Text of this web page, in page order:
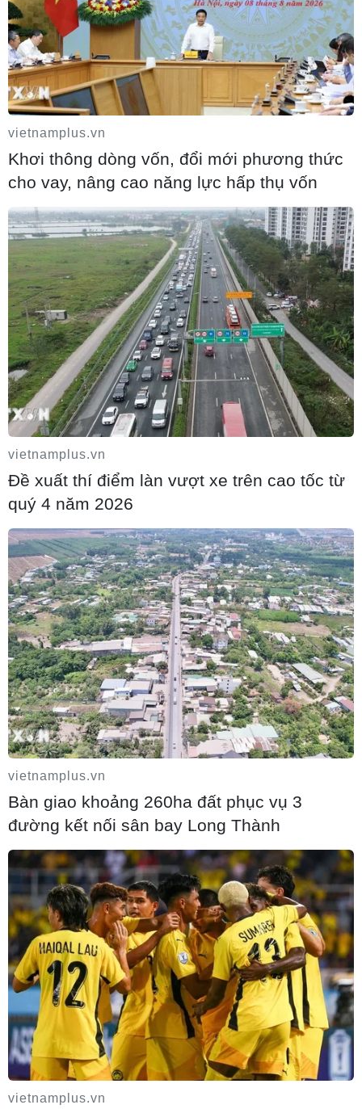
Israel và Liban không đạt tiến triển trong
ngày đàm phán đầu tiên
05/08/2026 15:01
Xung đột tại Trung Đông: Tàu hàng Ấn
Độ bị đánh chìm trên Biển Đỏ
05/08/2026 04:40
Israel phát triển xét nghiệm máu đơn giản
giúp phát hiện sớm ung thư phổi
05/08/2026 03:42
Italy có thể tham gia cơ chế xác minh giải
giáp Hezbollah tại Nam Liban
04/08/2026 22:42
vietnamplus.vn
Khơi thông dòng vốn, đổi mới phương thức
cho vay, nâng cao năng lực hấp thụ vốn
vietnamplus.vn
Đề xuất thí điểm làn vượt xe trên cao tốc từ
quý 4 năm 2026
vietnamplus.vn
Bàn giao khoảng 260ha đất phục vụ 3
đường kết nối sân bay Long Thành
vietnamplus.vn